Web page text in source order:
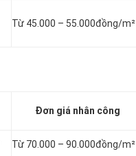
Từ 45.000 – 55.000đồng/m²
Đơn giá nhân công
Từ 70.000 – 90.000đồng/m²